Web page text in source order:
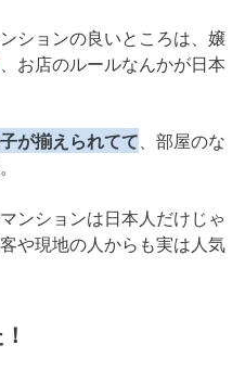
ションの良いところは、嬢
、お店のルールなんかが日本
が揃えられてて、部屋のな
ンションは日本人だけじゃ
や現地の人からも実は人気